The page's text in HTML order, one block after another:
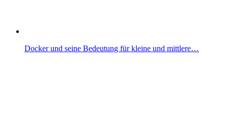
Docker und seine Bedeutung für kleine und mittlere…